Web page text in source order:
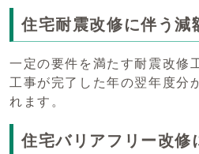
住宅耐震改修に伴う減
一定の要件を満たす耐震改修
工事が完了した年の翌年度分
れます。
住宅バリアフリー改修